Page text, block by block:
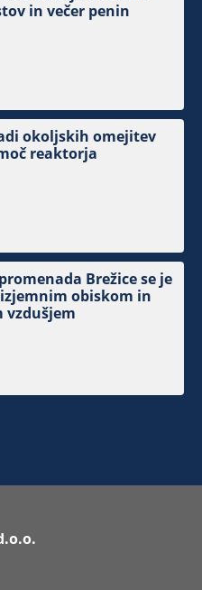
in večer penin
okoljskih omejitev
reaktorja
Brežice se je
obiskom in
vzdušjem